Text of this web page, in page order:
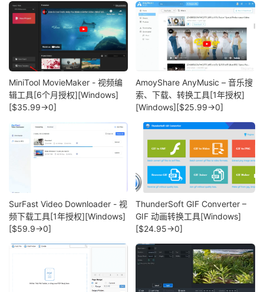
MiniTool MovieMaker - 视频编
辑工具[6个月授权][Windows]
[$35.99→0]
AmoyShare AnyMusic – 音乐搜
索、下载、转换工具[1年授权]
[Windows][$25.99→0]
SurFast Video Downloader - 视
频下载工具[1年授权][Windows]
[$59.9→0]
ThunderSoft GIF Converter –
GIF 动画转换工具[Windows]
[$24.95→0]